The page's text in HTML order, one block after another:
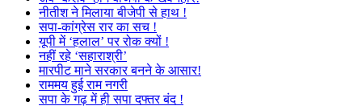
नीतीश ने मिलाया बीजेपी से हाथ !
सपा-कांग्रेस रार का सच !
यूपी में ‘हलाल’ पर रोक क्यों !
नहीं रहे ‘सहाराश्री’
मारपीट माने सरकार बनने के आसार!
राममय हुई राम नगरी
सपा के गढ़ में ही सपा दफ्तर बंद !